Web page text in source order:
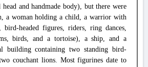
and handmade body), but there were
a woman holding a child, a warrior with
bird-headed figures, riders, ring dances,
birds, and a tortoise), a ship, and a
building containing two standing bird-
couchant lions. Most figurines date to